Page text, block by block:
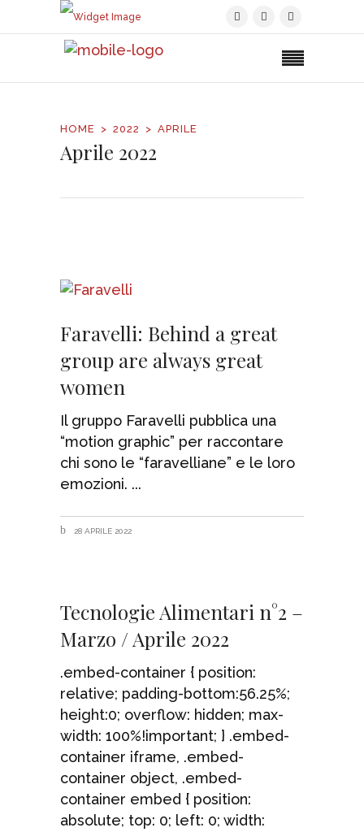
HOME 2022 APRILE
Aprile 2022
Faravelli: Behind a great
group are always great
women
Il gruppo Faravelli pubblica una
“motion graphic” per raccontare
chi sono le “faravelliane” e le loro
emozioni.
28 APRILE 2022
Tecnologie Alimentari n°2 –
Marzo / Aprile 2022
.embed-container { position:
relative; padding-bottom:56.25%;
height:0; overflow: hidden; max-
width: 100%!important; } .embed-
container iframe, .embed-
container object, .embed-
container embed { position:
absolute; top: 0; left: 0; width: